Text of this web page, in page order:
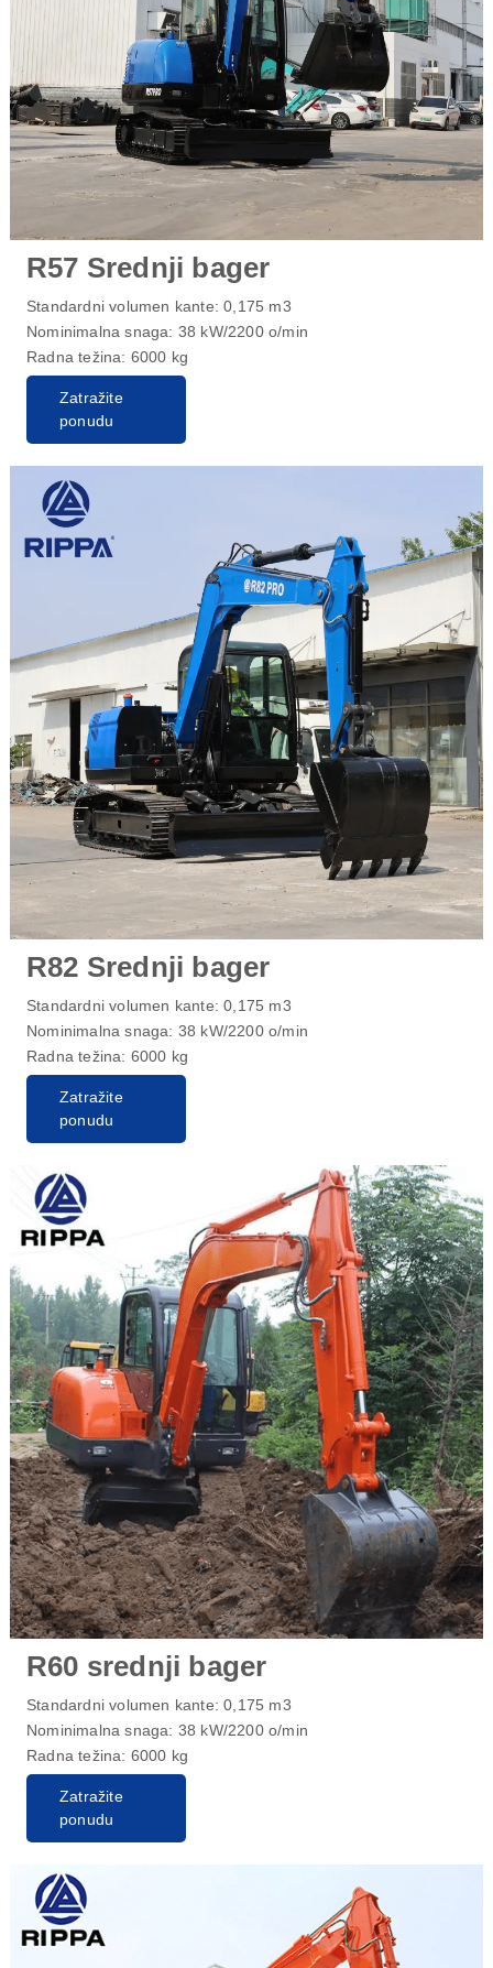
R57 Srednji bager
Standardni volumen kante: 0,175 m3
Nominimalna snaga: 38 kW/2200 o/min
Radna težina: 6000 kg
Zatražite
ponudu
R82 Srednji bager
Standardni volumen kante: 0,175 m3
Nominimalna snaga: 38 kW/2200 o/min
Radna težina: 6000 kg
Zatražite
ponudu
R60 srednji bager
Standardni volumen kante: 0,175 m3
Nominimalna snaga: 38 kW/2200 o/min
Radna težina: 6000 kg
Zatražite
ponudu